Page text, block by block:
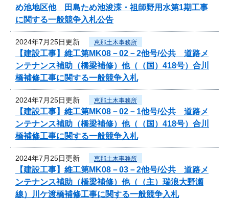
め池地区他 田島ため池浚渫・祖師野用水第1期工事
に関する一般競争入札公告
2024年7月25日更新 恵那土木事務所
【建設工事】維工第MK08－02－2他号/公共 道路メ
ンテナンス補助（橋梁補修）他（（国）418号）合川
橋補修工事に関する一般競争入札
2024年7月25日更新 恵那土木事務所
【建設工事】維工第MK08－02－1他号/公共 道路メ
ンテナンス補助（橋梁補修）他（（国）418号）合川
橋補修工事に関する一般競争入札
2024年7月25日更新 恵那土木事務所
【建設工事】維工第MK08－03－2他号/公共 道路メ
ンテナンス補助（橋梁補修）他（（主）瑞浪大野瀬
線）川ケ渡橋補修工事に関する一般競争入札